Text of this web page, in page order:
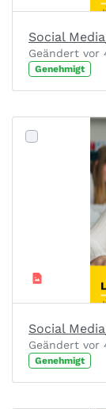
Social
Geändert vor
Genehmigt
Social
Geändert vor
Genehmigt